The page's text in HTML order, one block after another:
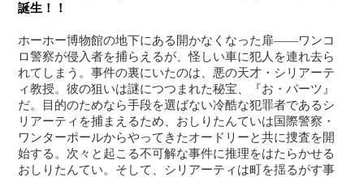
誕生！！
ホーホー博物館の地下にある開かなくなった扉――ワンコ
ロ警察が侵入者を捕らえるが、怪しい車に犯人を連れ去ら
れてしまう。事件の裏にいたのは、悪の天才・シリアーテ
ィ教授。彼の狙いは謎につつまれた秘宝、『お・パーツ』
だ。目的のためなら手段を選ばない冷酷な犯罪者であるシ
リアーティを捕まえるため、おしりたんていは国際警察・
ワンターポールからやってきたオードリーと共に捜査を開
始する。次々と起こる不可解な事件に推理をはたらかせる
おしりたんてい。そして、シリアーティは町を揺るがす事